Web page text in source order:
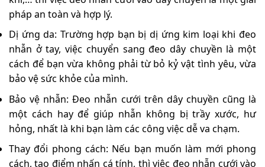
pháp an toàn và hợp lý.
Dị ứng da: Trường hợp bạn bị dị ứng kim loại khi đeo
nhẫn ở tay, việc chuyển sang đeo dây chuyền là một
cách để bạn vừa không phải từ bỏ kỷ vật tình yêu, vừa
bảo vệ sức khỏe của mình.
Bảo vệ nhẫn: Đeo nhẫn cưới trên dây chuyền cũng là
một cách hay để giúp nhẫn không bị trầy xước, hư
hỏng, nhất là khi bạn làm các công việc dễ va chạm.
Thay đổi phong cách: Nếu bạn muốn làm mới phong
cách, tạo điểm nhấn cá tính, thì việc đeo nhẫn cưới vào